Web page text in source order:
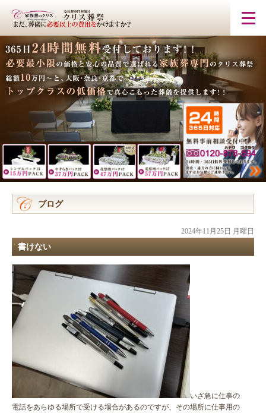
ブログ
2024年11月25日 月曜日
書けない
いざ急に仕事の
電話をあらゆる場所で受ける場合があるのですが、その場所に仕事用の